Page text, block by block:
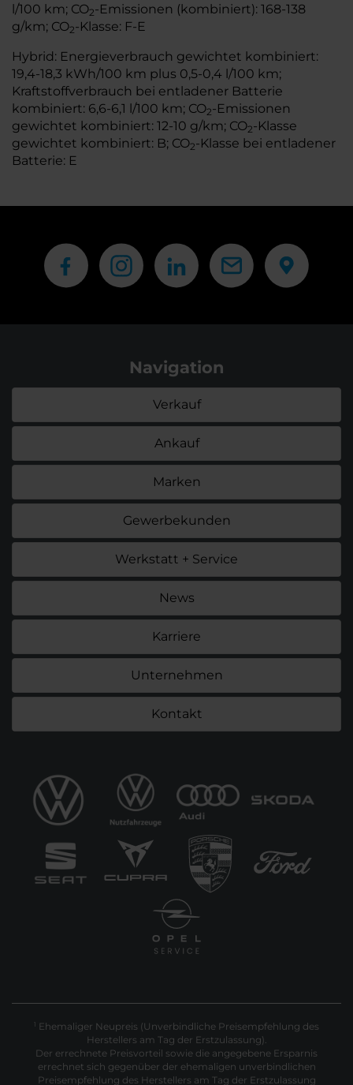
l/100 km; CO2-Emissionen (kombiniert): 168-138
g/km; CO2-Klasse: F-E
Hybrid: Energieverbrauch gewichtet kombiniert:
19,4-18,3 kWh/100 km plus 0,5-0,4 l/100 km;
Kraftstoffverbrauch bei entladener Batterie
kombiniert: 6,6-6,1 l/100 km; CO2-Emissionen
gewichtet kombiniert: 12-10 g/km; CO2-Klasse
gewichtet kombiniert: B; CO2-Klasse bei entladener
Batterie: E
Navigation
Verkauf
Ankauf
Marken
Gewerbekunden
Werkstatt + Service
News
Karriere
Unternehmen
Kontakt
1 Ehemaliger Neupreis (Unverbindliche Preisempfehlung des
Herstellers am Tag der Erstzulassung).
Der errechnete Preisvorteil sowie die angegebene Ersparnis
errechnet sich gegenüber der ehemaligen unverbindlichen
Preisempfehlung des Herstellers am Tag der Erstzulassung